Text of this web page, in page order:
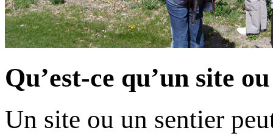
Qu’est-ce qu’un site
Un site ou un sentier